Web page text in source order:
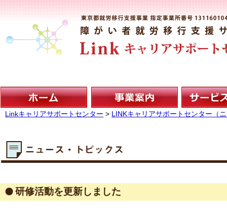
Linkキャリアサポートセンター > LINKキャリアサポートセンター（
研修活動を更新しました